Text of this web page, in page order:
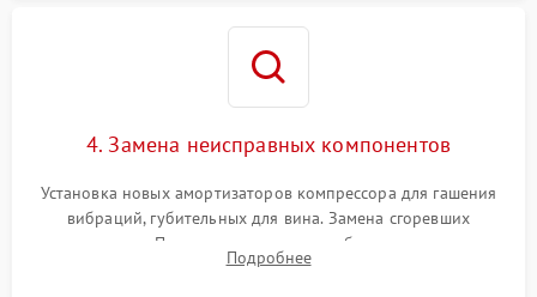
4. Замена неисправных компонентов
Установка новых амортизаторов компрессора для гашения
вибраций, губительных для вина. Замена сгоревших
элементов Пельтье, вентиляторов обдува, угольных
фильтров или поврежденных уплотнителей дверцы.
Подробнее